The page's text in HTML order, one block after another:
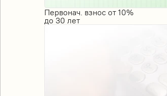
Первонач. взнос от 10%
до 30 лет